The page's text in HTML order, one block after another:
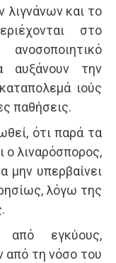
λιγνάνων και το
στο
αυξάνουν την
ιούς
παθήσεις.
ότι παρά τα
λιναρόσπορος,
μην υπερβαίνει
λόγω της
εγκύους,
από τη νόσο του